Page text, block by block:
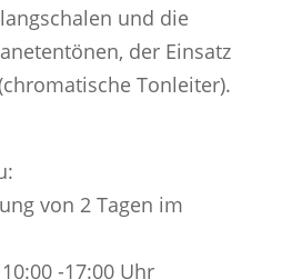
und die
der Einsatz
Tonleiter).
von 2 Tagen im
-17:00 Uhr